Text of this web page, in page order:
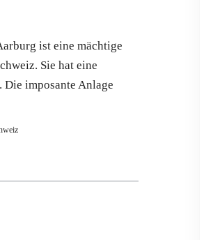
ist eine mächtige
Sie hat eine
Die imposante Anlage